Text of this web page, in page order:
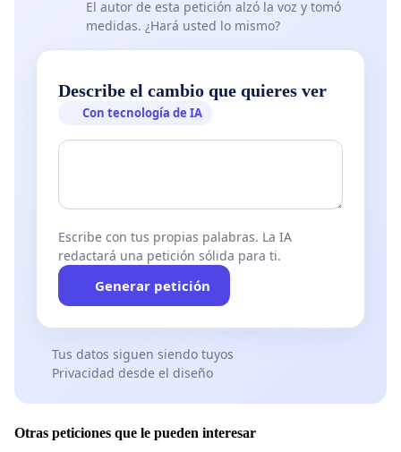
El autor de esta petición alzó la voz y tomó
medidas. ¿Hará usted lo mismo?
Describe el cambio que quieres ver
Con tecnología de IA
Escribe con tus propias palabras. La IA
redactará una petición sólida para ti.
Generar petición
Tus datos siguen siendo tuyos
Privacidad desde el diseño
Otras peticiones que le pueden interesar